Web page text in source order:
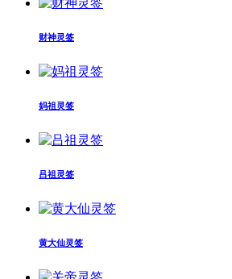
财神灵签
妈祖灵签
吕祖灵签
黄大仙灵签